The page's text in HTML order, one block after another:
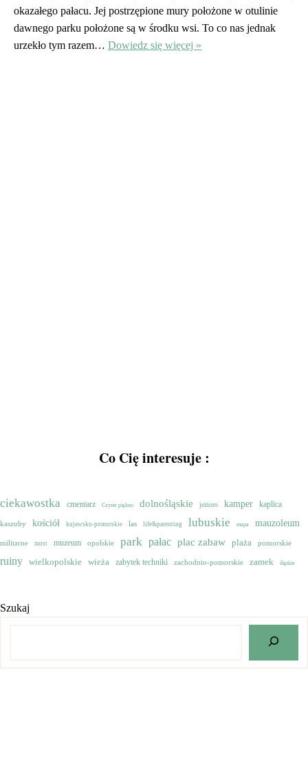
okazałego pałacu. Jej postrzępione mury położone w otulinie
dawnego parku położone są w środku wsi. To co nas jednak
urzekło tym razem… Dowiedz się więcej »
Co Cię interesuje :
ciekawostka cmentarz Czyste piękno dolnośląskie jezioro kamper kaplica
kaszuby kościół kujawsko-pomorskie las life&parenting lubuskie mapa mauzoleum
militarne most muzeum opolskie park pałac plac zabaw plaża pomorskie
ruiny wielkopolskie wieża zabytek techniki zachodnio-pomorskie zamek śląskie
Szukaj